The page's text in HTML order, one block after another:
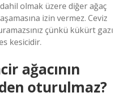
olmak üzere diğer ağaç
izin vermez. Ceviz
çünkü kükürt gazı
kesicidir.
ağacının
oturulmaz?